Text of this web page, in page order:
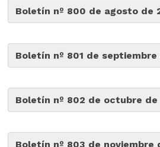
Boletín nº 800 de agosto de
Boletín nº 801 de septiembre
Boletín nº 802 de octubre de
Boletín nº 803 de noviembre